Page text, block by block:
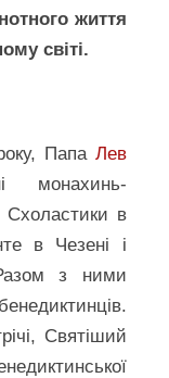
життя
світі.
Папа Лев
монахинь-
Схоластики в
в Чезені і
з ними
Святіший